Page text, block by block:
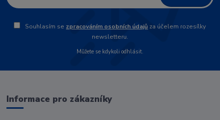
Souhlasím se zpracováním osobních údajů za účelem rozesílky
newsletteru.
Můžete se kdykoli odhlásit.
Informace pro zákazníky